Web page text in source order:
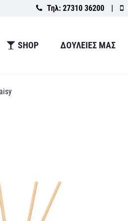
Τηλ: 27310 36200 |
SHOP ΔΟΥΛΕΙΕΣ ΜΑΣ